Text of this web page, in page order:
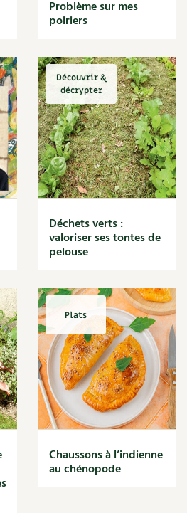
Problème sur mes
poiriers
Découvrir &
décrypter
Déchets verts :
valoriser ses tontes de
pelouse
Plats
Chaussons à l’indienne
au chénopode